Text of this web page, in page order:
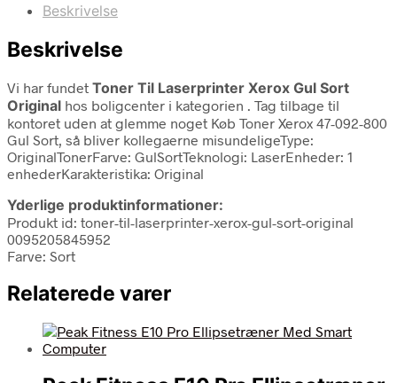
Beskrivelse
Beskrivelse
Vi har fundet Toner Til Laserprinter Xerox Gul Sort
Original hos boligcenter i kategorien . Tag tilbage til
kontoret uden at glemme noget Køb Toner Xerox 47-092-800
Gul Sort, så bliver kollegaerne misundeligeType:
OriginalTonerFarve: GulSortTeknologi: LaserEnheder: 1
enhederKarakteristika: Original
Yderlige produktinformationer:
Produkt id: toner-til-laserprinter-xerox-gul-sort-original
0095205845952
Farve: Sort
Relaterede varer